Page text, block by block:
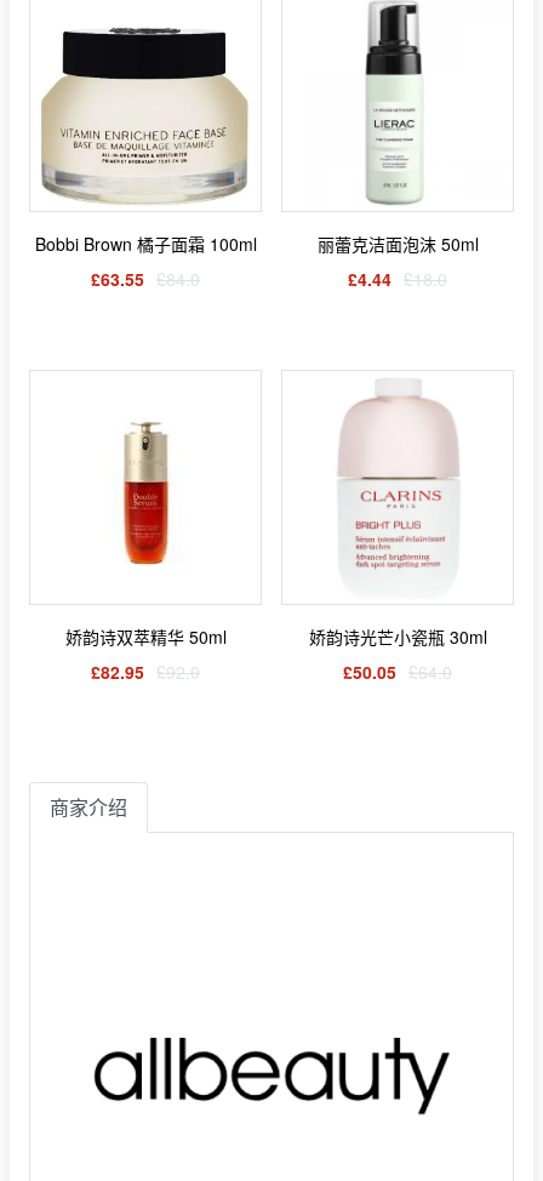
Bobbi Brown 橘子面霜 100ml
£63.55 £84.0
丽蕾克洁面泡沫 50ml
£4.44 £18.0
娇韵诗双萃精华 50ml
£82.95 £92.0
娇韵诗光芒小瓷瓶 30ml
£50.05 £64.0
商家介绍